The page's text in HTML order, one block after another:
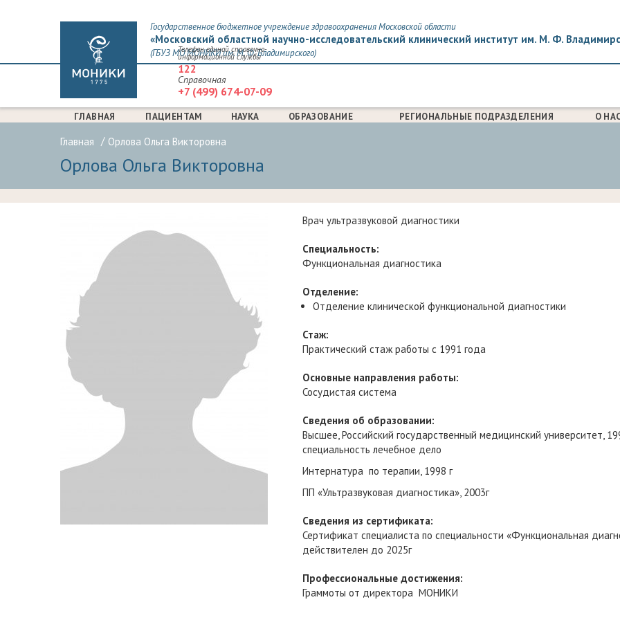
Государственное бюджетное учреждение здравоохранения Московской области
«Московский областной научно-исследовательский клинический институт им. М. Ф.
(ГБУЗ МО МОНИКИ им. М. Ф. Владимирского)
Телефон единой справочно-
информационной службы
122
Справочная
+7 (499) 674-07-09
ГЛАВНАЯ ПАЦИЕНТАМ НАУКА ОБРАЗОВАНИЕ РЕГИОНАЛЬНЫЕ ПОДРАЗДЕЛЕНИЯ О
Главная Орлова Ольга Викторовна
Орлова Ольга Викторовна
Врач ультразвуковой диагностики
Специальность:
Функциональная диагностика
Отделение:
Отделение клинической функциональной диагностики
Стаж:
Практический стаж работы с 1991 года
Основные направления работы:
Сосудистая система
Сведения об образовании:
Высшее, Российский государственный медицинский университет,
специальность лечебное дело
Интернатура по терапии, 1998 г
ПП «Ультразвуковая диагностика», 2003г
Сведения из сертификата:
Сертификат специалиста по специальности «Функциональная
действителен до 2025г
Профессиональные достижения:
Граммоты от директора МОНИКИ